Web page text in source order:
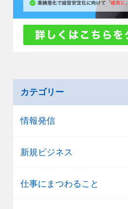
カテゴリー
情報発信
新規ビジネス
仕事にまつわること